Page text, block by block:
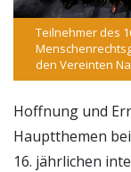
Teilnehmer des
den Vereinten
Hoffnung und
Hauptthemen
16. jährlichen